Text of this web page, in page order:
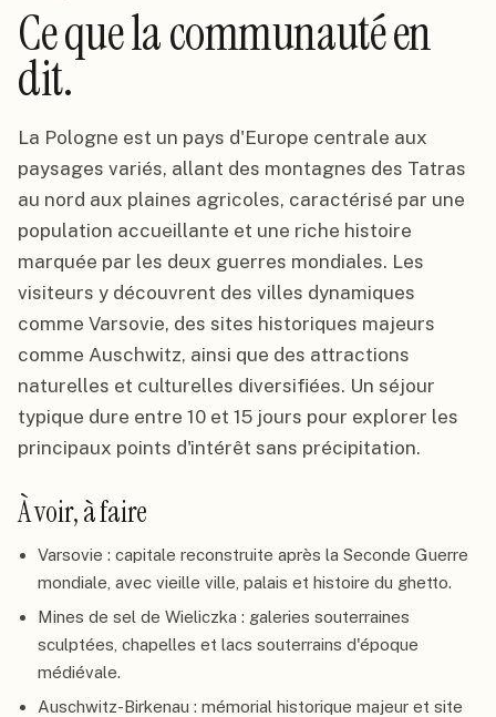
Ce que la communauté en
dit.
La Pologne est un pays d'Europe centrale aux
paysages variés, allant des montagnes des Tatras
au nord aux plaines agricoles, caractérisé par une
population accueillante et une riche histoire
marquée par les deux guerres mondiales. Les
visiteurs y découvrent des villes dynamiques
comme Varsovie, des sites historiques majeurs
comme Auschwitz, ainsi que des attractions
naturelles et culturelles diversifiées. Un séjour
typique dure entre 10 et 15 jours pour explorer les
principaux points d'intérêt sans précipitation.
À voir, à faire
Varsovie : capitale reconstruite après la Seconde Guerre
mondiale, avec vieille ville, palais et histoire du ghetto.
Mines de sel de Wieliczka : galeries souterraines
sculptées, chapelles et lacs souterrains d'époque
médiévale.
Auschwitz-Birkenau : mémorial historique majeur et site